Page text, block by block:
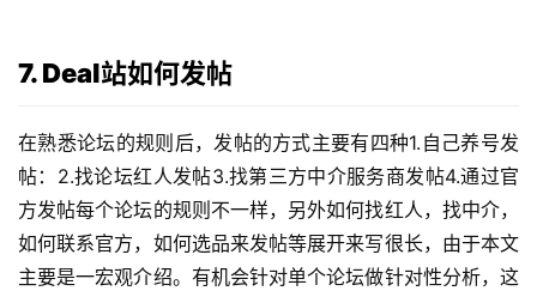
7. Deal站如何发帖
在熟悉论坛的规则后，发帖的方式主要有四种1.自己养号发
帖：2.找论坛红人发帖3.找第三方中介服务商发帖4.通过官
方发帖每个论坛的规则不一样，另外如何找红人，找中介，
如何联系官方，如何选品来发帖等展开来写很长，由于本文
主要是一宏观介绍。有机会针对单个论坛做针对性分析，这